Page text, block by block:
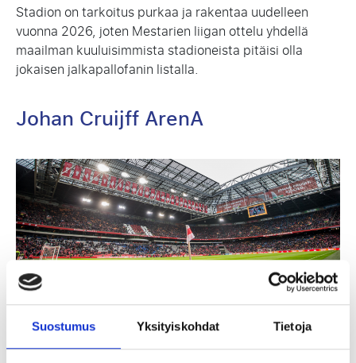
Suostumus Yksityiskohdat Tietoja
Stadion on tarkoitus purkaa ja rakentaa uudelleen
vuonna 2026, joten Mestarien liigan ottelu yhdellä
maailman kuuluisimmista stadioneista pitäisi olla
jokaisen jalkapallofanin listalla.
Johan Cruijff ArenA
Johan Cruijff Arena on nimetty yhden kaikkien aikojen